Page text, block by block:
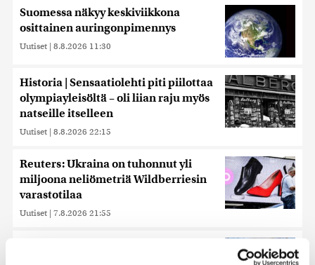
Suomessa näkyy keskiviikkona
osittainen auringonpimennys
Uutiset | 8.8.2026 11:30
Historia | Sensaatiolehti piti piilottaa
olympiayleisöltä – oli liian raju myös
natseille itselleen
Uutiset | 8.8.2026 22:15
Reuters: Ukraina on tuhonnut yli
miljoona neliömetriä Wildberriesin
varastotilaa
Uutiset | 7.8.2026 21:55